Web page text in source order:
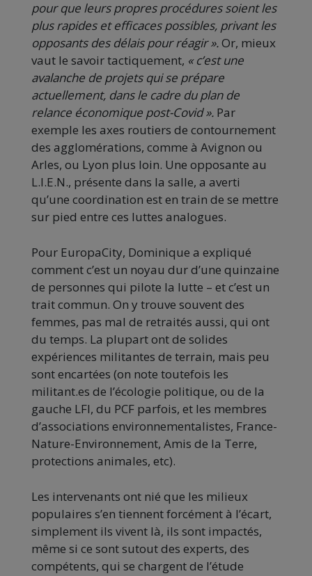
pour que leurs propres procédures soient les
plus rapides et efficaces possibles, privant les
opposants des délais pour réagir ».Or, mieux
vaut le savoir tactiquement, « c’est une
avalanche de projets qui se prépare
actuellement, dans le cadre du plan de
relance économique post-Covid ». Par
exemple les axes routiers de contournement
des agglomérations, comme à Avignon ou
Arles, ou Lyon plus loin. Une opposante au
L.I.E.N., présente dans la salle, a averti
qu’une coordination est en train de se mettre
sur pied entre ces luttes analogues.
Pour EuropaCity, Dominique a expliqué
comment c’est un noyau dur d’une quinzaine
de personnes qui pilote la lutte – et c’est un
trait commun. On y trouve souvent des
femmes, pas mal de retraités aussi, qui ont
du temps. La plupart ont de solides
expériences militantes de terrain, mais peu
sont encartées (on note toutefois les
militant.es de l’écologie politique, ou de la
gauche LFI, du PCF parfois, et les membres
d’associations environnementalistes, France-
Nature-Environnement, Amis de la Terre,
protections animales, etc).
Les intervenants ont nié que les milieux
populaires s’en tiennent forcément à l’écart,
simplement ils vivent là, ils sont impactés,
même si ce sont sutout des experts, des
compétents, qui se chargent de l’étude